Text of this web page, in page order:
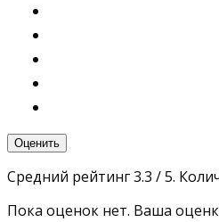
Оценить
Средний рейтинг3.3 / 5.
Пока оценок нет. Ваша